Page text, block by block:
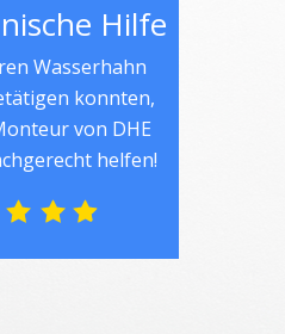
Hilfe
Wasserhahn
konnten,
von DHE
helfen!